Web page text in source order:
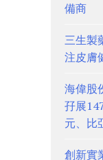
備商
三生製
注皮膚
海偉股
孖展
元、比
創新實